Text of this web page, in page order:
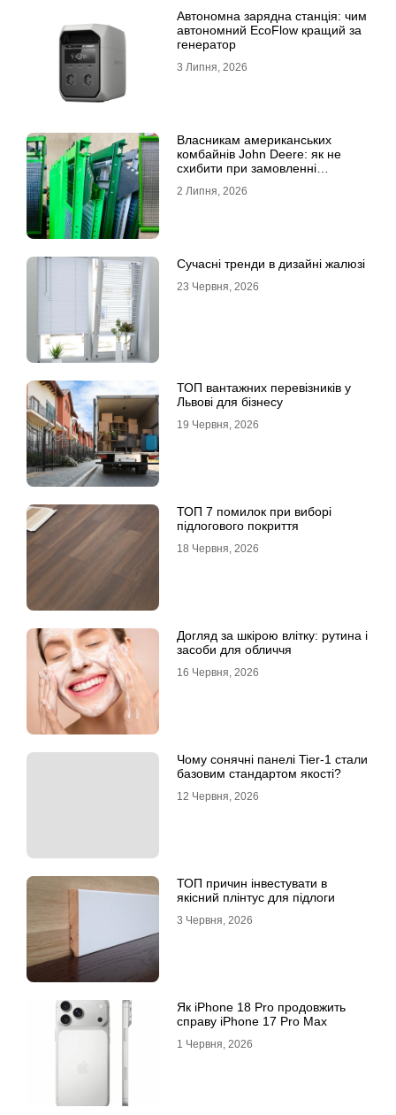
Автономна зарядна станція: чим
автономний EcoFlow кращий за
генератор
3 Липня, 2026
Власникам американських
комбайнів John Deere: як не
схибити при замовленні
2 Липня, 2026
Сучасні тренди в дизайні жалюзі
23 Червня, 2026
ТОП вантажних перевізників у
Львові для бізнесу
19 Червня, 2026
ТОП 7 помилок при виборі
підлогового покриття
18 Червня, 2026
Догляд за шкірою влітку: рутина і
засоби для обличчя
16 Червня, 2026
Чому сонячні панелі Tier-1 стали
базовим стандартом якості?
12 Червня, 2026
ТОП причин інвестувати в
якісний плінтус для підлоги
3 Червня, 2026
Як iPhone 18 Pro продовжить
справу iPhone 17 Pro Max
1 Червня, 2026